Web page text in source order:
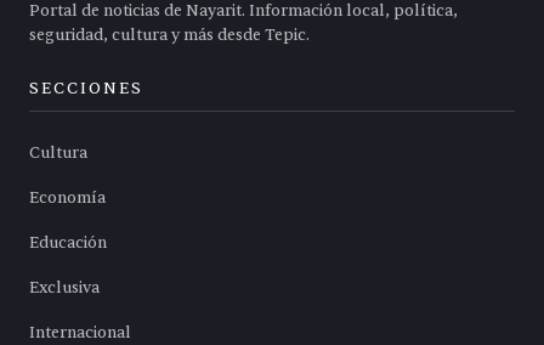
Portal de noticias de Nayarit. Información local, política,
seguridad, cultura y más desde Tepic.
SECCIONES
Cultura
Economía
Educación
Exclusiva
Internacional